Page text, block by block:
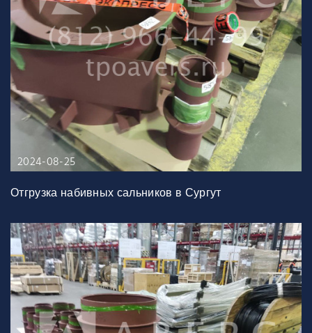
2024-08-25
Отгрузка набивных сальников в Сургут